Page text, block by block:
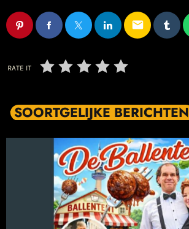
email
RATE IT
SOORTGELIJKE BERICHTEN